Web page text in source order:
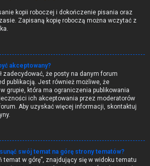
kopii roboczej i dokończenie pisania oraz
Zapisaną kopię roboczą można wczytać z
akceptowany?
zadecydować, że posty na danym forum
publikacją. Jest również możliwe, że
grupie, która ma ograniczenia publikowania
ich akceptowania przez moderatorów
Aby uzyskać więcej informacji, skontaktuj
swój temat na górę strony tematów?
temat w górę”, znajdujący się w widoku tematu